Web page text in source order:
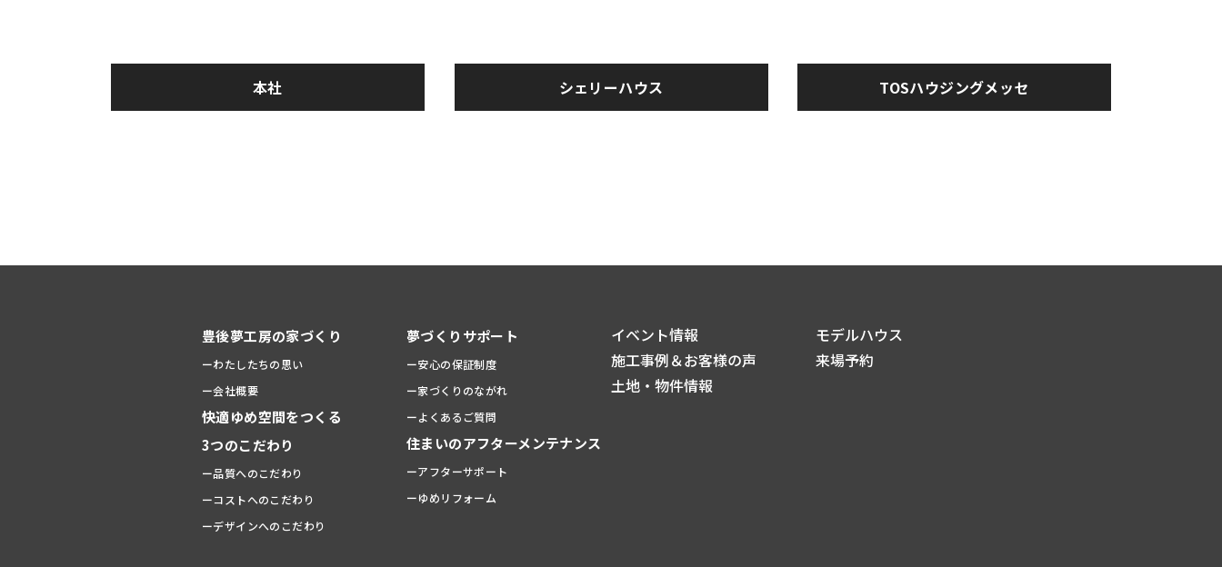
本社 シェリーハウス TOSハウジングメッセ
豊後夢工房の家づくり
ーわたしたちの思い
ー会社概要
快適ゆめ空間をつくる
3つのこだわり
ー品質へのこだわり
ーコストへのこだわり
ーデザインへのこだわり
夢づくりサポート
ー安心の保証制度
ー家づくりのながれ
ーよくあるご質問
住まいのアフターメンテナンス
ーアフターサポート
ーゆめリフォーム
イベント情報
施工事例＆お客様の声
土地・物件情報
モデルハウス
来場予約